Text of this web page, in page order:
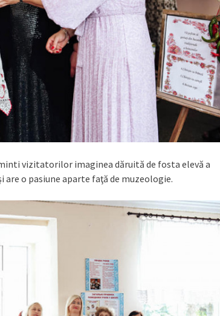
vizitatorilor imaginea dăruită de fosta elevă a
are o pasiune aparte faţă de muzeologie.